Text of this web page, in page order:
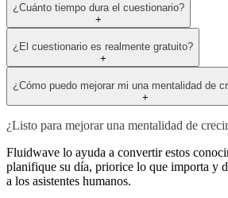
¿Cuánto tiempo dura el cuestionario?
+
¿El cuestionario es realmente gratuito?
+
¿Cómo puedo mejorar mi una mentalidad de
+
¿Listo para mejorar una mentalidad de
Fluidwave lo ayuda a convertir estos
planifique su día, priorice lo que importa y
a los asistentes humanos.